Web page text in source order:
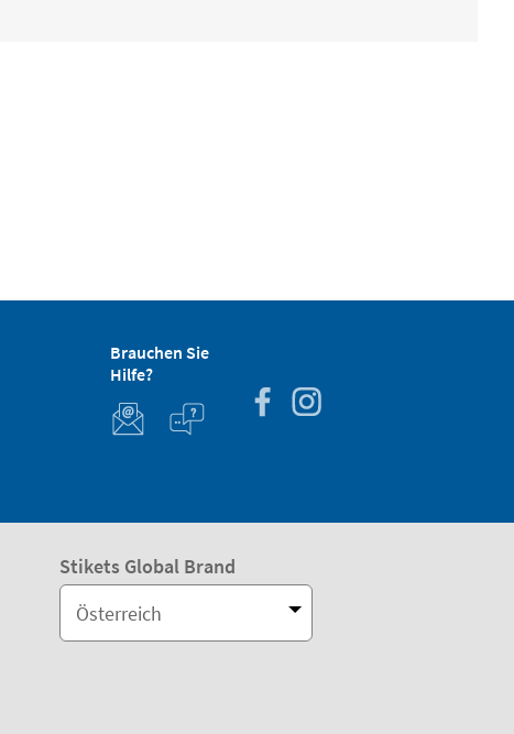
Brauchen Sie
Hilfe?
Stikets Global Brand
Österreich